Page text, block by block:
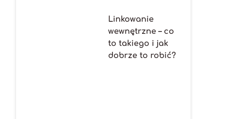
Linkowanie
wewnętrzne – co
to takiego i jak
dobrze to robić?